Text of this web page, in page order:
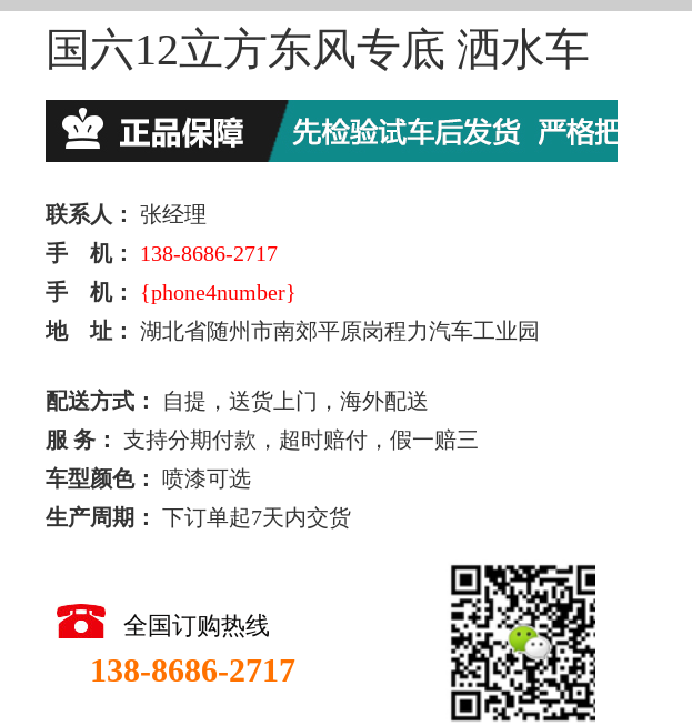
国六12立方东风专底 洒水车
联系人： 张经理
手 机：
138-8686-2717
手 机：
{phone4number}
地 址： 湖北省随州市南郊平原岗程力汽车工业园
配送方式：
自提，送货上门，海外配送
服 务： 支持分期付款，超时赔付，假一赔三
车型颜色：
喷漆可选
生产周期： 下订单起7天内交货
全国订购热线
138-8686-2717